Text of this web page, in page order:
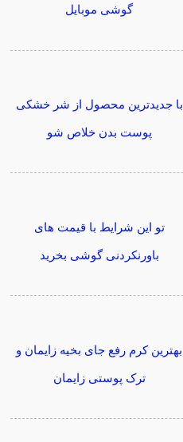
گوشی موبایل
با جدیدترین محصول از شر خشکی
پوست بدن خلاص شو
تو این شرایط با قیمت های
باورنکردنی گوشی بخرید
بهترین کرم رفع جای بخیه زایمان و
ترک پوستی زایمان